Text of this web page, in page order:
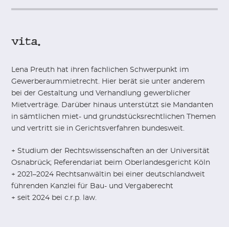
vita.
Lena Preuth hat ihren fachlichen Schwerpunkt im
Gewerberaummietrecht. Hier berät sie unter anderem
bei der Gestaltung und Verhandlung gewerblicher
Mietverträge. Darüber hinaus unterstützt sie Mandanten
in sämtlichen miet- und grundstücksrechtlichen Themen
und vertritt sie in Gerichtsverfahren bundesweit.
+ Studium der Rechtswissenschaften an der Universität
Osnabrück; Referendariat beim Oberlandesgericht Köln
+ 2021–2024 Rechtsanwältin bei einer deutschlandweit
führenden Kanzlei für Bau- und Vergaberecht
+ seit 2024 bei c.r.p. law.